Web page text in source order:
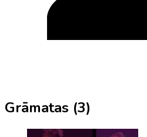
Grāmatas (3)